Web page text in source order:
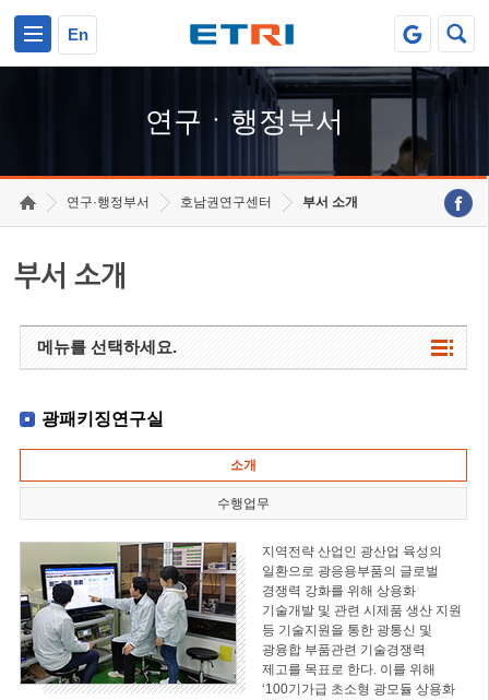
En
연구ㆍ행정부서
연구·행정부서 호남권연구센터 부서 소개
부서 소개
메뉴를 선택하세요.
광패키징연구실
소개
수행업무
지역전략 산업인 광산업 육성의
일환으로 광응용부품의 글로벌
경쟁력 강화를 위해 상용화
기술개발 및 관련 시제품 생산 지원
등 기술지원을 통한 광통신 및
광융합 부품관련 기술경쟁력
제고를 목표로 한다. 이를 위해
‘100기가급 초소형 광모듈 상용화